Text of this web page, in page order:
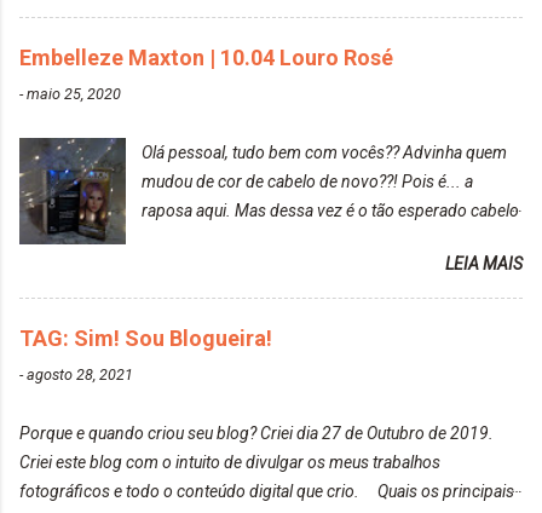
gostar bastante de ser a minha modelo. Você tem
uma boa câmera para fotografar? Ainda não tenho
uma super câmera profissional. Por enquanto, a
suas fotos? Sim. Posto aqui e pelas minhas páginas.
Tumblr, We heart it, ou instagram? Instagram. Eu
particularmente não gosto de Tumblr e nem do We
elas fiquem no modo original? Sou do time foto
de um determinado lugar ou de algo que estou
fotografan...
Embelleze Maxton | 10.04 Louro Rosé
-maio 25, 2020
Olá pessoal, tudo bem com vocês?? Advinha quem
mudou de cor de cabelo de novo??! Pois é... a
raposa aqui. Mas dessa vez é o tão esperado cabelo
Louro Rosé Se vocês não acompanharam a saga do
meu cabelo colorido, vou deixar aqui embaixo, o link
de todos que fiz para vocês verem: ✨ Alfaparf | Alta
Moda é... Creative Crazy Colors Pink
Turkiss Blue
https://www.adrielly.com.br/2020/02/keraton-hard-
colors-turkiss-blue.html ✨ Alpha Line | Máscara
LEIA MAIS
TAG: Sim! Sou Blogueira!
-agosto 28, 2021
Porque e quando criou seu blog? Criei dia 27 de Outubro de 2019.
Criei este blog com o intuito de divulgar os meus trabalhos
fotográficos e todo o conteúdo digital que crio. Quais os principais